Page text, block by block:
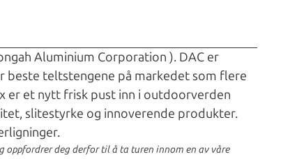
Aluminium Corporation ). DAC er
beste teltstengene på markedet som flere
er et nytt frisk pust inn i outdoorverden
slitestyrke og innoverende produkter.
deg derfor til å ta turen innom en av våre